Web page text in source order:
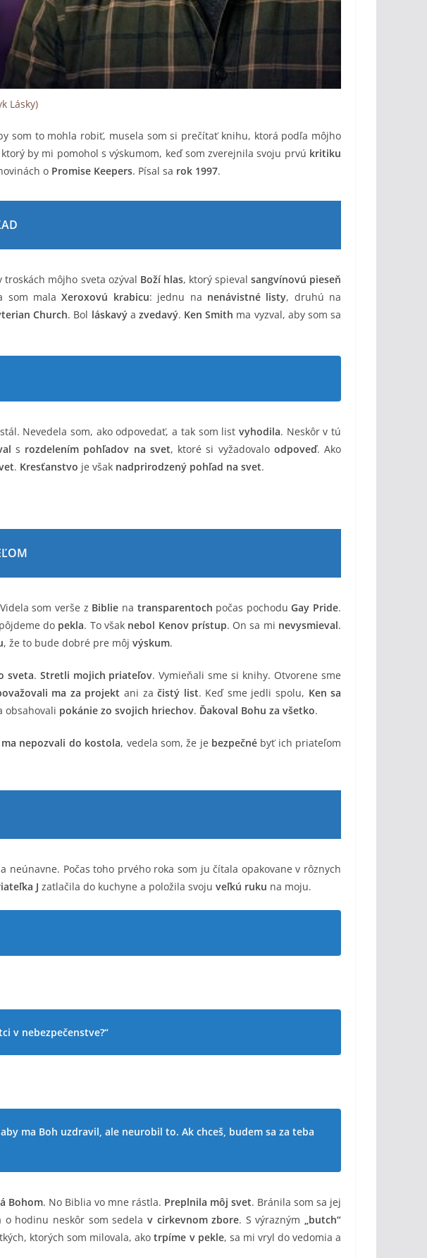
Lásky)
som to mohla robiť, musela som si prečítať knihu, ktorá podľa môjho
ktorý by mi pomohol s výskumom, keď som zverejnila svoju prvú kritiku
o Promise Keepers. Písal sa rok 1997.
môjho sveta ozýval Boží hlas, ktorý spieval sangvínovú pieseň
som malaXeroxovú krabicu: jednu na nenávistné listy, druhú na
Church. Bol láskavýa zvedavý. Ken Smith ma vyzval, aby som sa
Nevedela som, ako odpovedať, a tak som list vyhodila. Neskôr v tú
s rozdelením pohľadov na svet, ktoré si vyžadovalo odpoveď. Ako
. Kresťanstvo je však nadprirodzený pohľad na svet.
som verše z Biblie na transparentoch počas pochoduGay Pride.
do pekla. To však nebol Kenov prístup. On sa mi nevysmieval.
, že to bude dobré pre môj výskum.
sveta. Stretli mojich priateľov. Vymieňali sme si knihy. Otvorene sme
ma za projekt ani začistý list. Keď sme jedli spolu, Ken sa
obsahovali pokánie zo svojich hriechov. Ďakoval Bohu za všetko.
ma nepozvali do kostola, vedela som, že je bezpečnébyť ich priateľom
neúnavne. Počas toho prvého roka som ju čítala opakovane v rôznych
J zatlačila do kuchyne a položila svoju veľkú ruku na moju.
v nebezpečenstve?“
ma Boh uzdravil, ale neurobil to. Ak chceš, budem sa za teba
Bohom. No Biblia vo mne rástla. Preplnila môj svet. Bránila som sa jej
hodinu neskôr som sedela v cirkevnom zbore. S výrazným
„butch“
ktorých som milovala, akotrpíme v pekle, sa mi vryl do vedomia a